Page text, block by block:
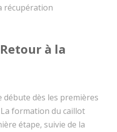
récupération
à la
dès les premières
formation du caillot
étape, suivie de la